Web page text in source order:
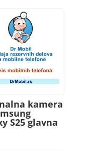
kamera
S25 glavna